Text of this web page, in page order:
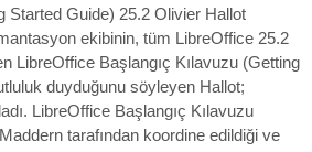
Started Guide) 25.2 Olivier Hallot
ekibinin, tüm LibreOffice 25.2
LibreOffice Başlangıç Kılavuzu (Getting
duyduğunu söyleyen Hallot;
LibreOffice Başlangıç Kılavuzu
tarafından koordine edildiği ve